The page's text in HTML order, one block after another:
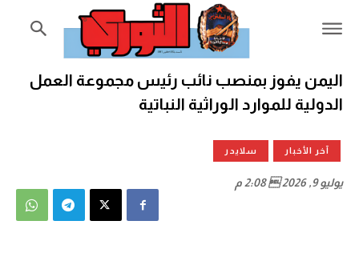
اليمن يفوز بمنصب نائب رئيس مجموعة العمل
الدولية للموارد الوراثية النباتية
آخر الأخبار سلايدر
يوليو 9, 2026  2:08 م